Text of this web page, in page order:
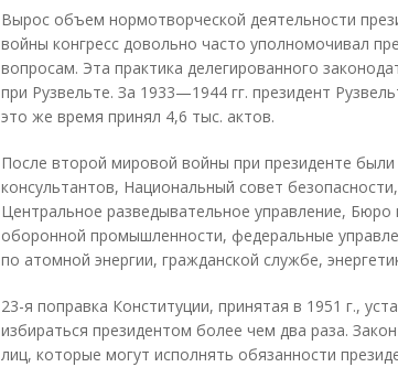
Вырос объем нормотворческой деятельности
войны конгресс довольно часто уполномочивал
вопросам. Эта практика делегированного
при Рузвельте. За 1933—1944 гг. президент
это же время принял 4,6 тыс. актов.
После второй мировой войны при президенте
консультантов, Национальный совет
Центральное разведывательное управление,
оборонной промышленности, федеральные
по атомной энергии, гражданской службе,
23-я поправка Конституции, принятая в 1951 г.,
избираться президентом более чем два раза.
лиц, которые могут исполнять обязанности